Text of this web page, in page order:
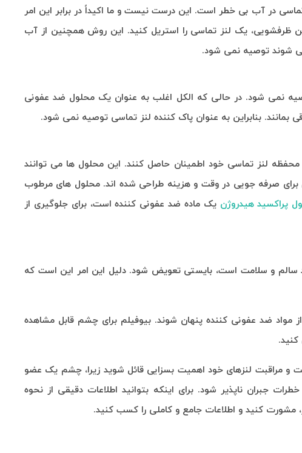
در آب بی خطر است. این درست نیست و ما اکیداً در برابر این امر
ظرفشویی، یک لنز تماسی را استریل کنید. این روش همچنین از آب
می شوند توصیه نمی شود.
نمی شود. در حالی که الکل اغلب به عنوان یک محلول ضد عفونی
بنابراین به عنوان پاک کننده لنز تماسی توصیه نمی شود.
لنز تماسی خود اطمینان حاصل کنند. این محلول ها می توانند
برای صرفه جویی در وقت و هزینه طراحی شده اند. محلول های مرطوب
پراکسید هیدروژن یک ماده ضد عفونی کننده است، برای جلوگیری از
سالم و سلامت است، بایستی تعویض شود. دلیل این امر این است که
ضد عفونی کننده پنهان شوند. بیوفیلم برای چشم قابل مشاهده
و مراقبت لنزهای خود اهمیت بسزایی قائل شوید زیرا، چشم یک عضو
جبران ناپذیر شود. برای اینکه بتوانید اطلاعات دقیقی از نحوه
مشورت کنید و اطلاعات جامع و کاملی را کسب کنید.